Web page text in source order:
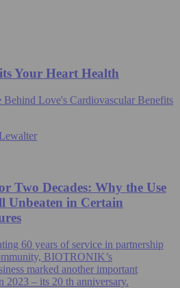
Your Heart Health
Behind Love's Cardiovascular Benefits
Two Decades: Why the Use
Unbeaten in Certain
60 years of service in partnership
BIOTRONIK’s
marked another important
2023 – its 20 th anniversary.